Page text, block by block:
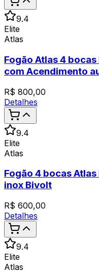
9.4
Elite
Atlas
Fogão Atlas 4
com Acendimento
R$ 800,00
Detalhes
9.4
Elite
Atlas
Fogão 4 bocas
inox Bivolt
R$ 600,00
Detalhes
9.4
Elite
Atlas